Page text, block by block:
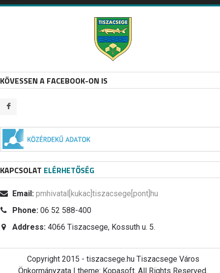
KÖVESSEN A FACEBOOK-ON IS
KAPCSOLAT ELÉRHETŐSÉG
Email: pmhivatal[kukac]tiszacsege[pont]hu
Phone: 06 52 588-400
Address: 4066 Tiszacsege, Kossuth u. 5.
Copyright 2015 - tiszacsege.hu Tiszacsege Város
Önkormányzata | theme: Kopasoft. All Rights Reserved.